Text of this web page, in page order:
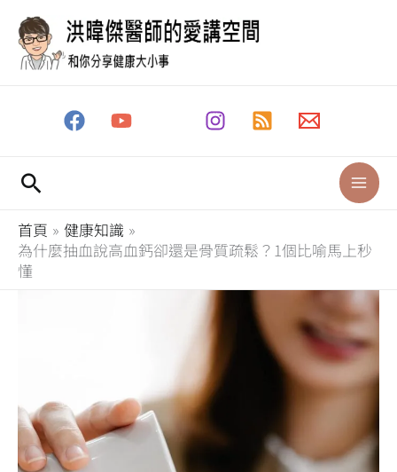
搜
尋
首頁
健康知識
為什麼抽血說高血鈣卻還是骨質疏鬆？1個比喻馬上秒
懂